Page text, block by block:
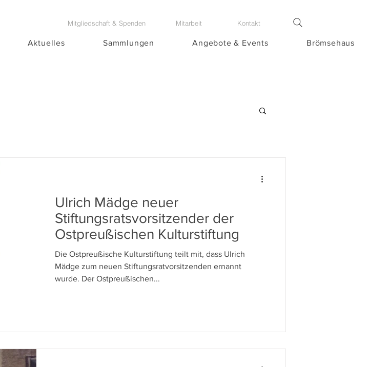
Mitarbeit Kontakt
Aktuelles Sammlungen Angebote & Events Brömsehaus
Mitgliedschaft & Spenden
Ulrich Mädge neuer
Stiftungsratsvorsitzender der
Ostpreußischen Kulturstiftung
Die Ostpreußische Kulturstiftung teilt mit, dass Ulrich
Mädge zum neuen Stiftungsratvorsitzenden ernannt
wurde. Der Ostpreußischen...